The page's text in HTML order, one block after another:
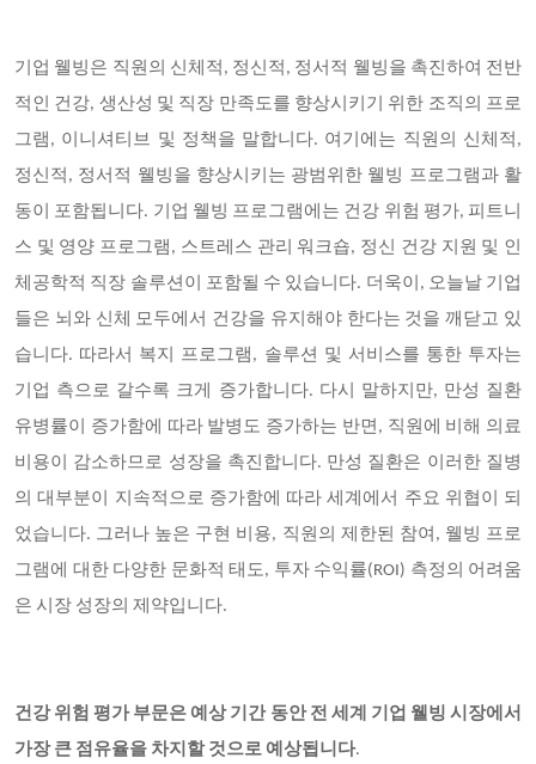
기업 웰빙은 직원의 신체적, 정신적, 정서적 웰빙을 촉진하여 전반
적인 건강, 생산성 및 직장 만족도를 향상시키기 위한 조직의 프로
그램, 이니셔티브 및 정책을 말합니다. 여기에는 직원의 신체적,
정신적, 정서적 웰빙을 향상시키는 광범위한 웰빙 프로그램과 활
동이 포함됩니다. 기업 웰빙 프로그램에는 건강 위험 평가, 피트니
스 및 영양 프로그램, 스트레스 관리 워크숍, 정신 건강 지원 및 인
체공학적 직장 솔루션이 포함될 수 있습니다. 더욱이, 오늘날 기업
들은 뇌와 신체 모두에서 건강을 유지해야 한다는 것을 깨닫고 있
습니다. 따라서 복지 프로그램, 솔루션 및 서비스를 통한 투자는
기업 측으로 갈수록 크게 증가합니다. 다시 말하지만, 만성 질환
유병률이 증가함에 따라 발병도 증가하는 반면, 직원에 비해 의료
비용이 감소하므로 성장을 촉진합니다. 만성 질환은 이러한 질병
의 대부분이 지속적으로 증가함에 따라 세계에서 주요 위협이 되
었습니다. 그러나 높은 구현 비용, 직원의 제한된 참여, 웰빙 프로
그램에 대한 다양한 문화적 태도, 투자 수익률(ROI) 측정의 어려움
은 시장 성장의 제약입니다.
건강 위험 평가 부문은 예상 기간 동안 전 세계 기업 웰빙 시장에서
가장 큰 점유율을 차지할 것으로 예상됩니다.